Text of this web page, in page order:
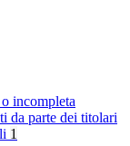
incompleta
da parte dei titolari
1